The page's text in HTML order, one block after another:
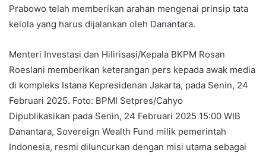
Prabowo telah memberikan arahan mengenai prinsip tata
kelola yang harus dijalankan oleh Danantara.
Menteri Investasi dan Hilirisasi/Kepala BKPM Rosan
Roeslani memberikan keterangan pers kepada awak media
di kompleks Istana Kepresidenan Jakarta, pada Senin, 24
Februari 2025. Foto: BPMI Setpres/Cahyo
Dipublikasikan pada Senin, 24 Februari 2025 15:00 WIB
Danantara, Sovereign Wealth Fund milik pemerintah
Indonesia, resmi diluncurkan dengan misi utama sebagai